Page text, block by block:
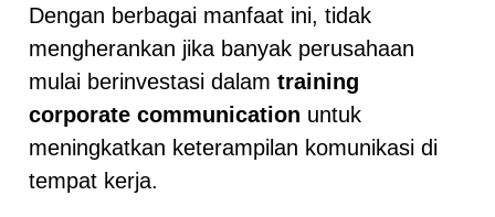
Dengan berbagai manfaat ini, tidak
mengherankan jika banyak perusahaan
mulai berinvestasi dalam training
corporate communication untuk
meningkatkan keterampilan komunikasi di
tempat kerja.